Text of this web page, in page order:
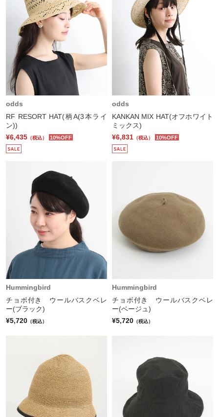
odds
RF RESORT HAT(柄A(3本ライ
ン))
¥6,435 （税込） 10%OFF
odds
KANKAN MIX HAT(オフホワイト
ミックス)
¥6,831 （税込） 10%OFF
Hummingbird
チョボ付き ウールバスクベレ
ー(ブラック)
¥5,720 （税込）
Hummingbird
チョボ付き ウールバスクベレ
ー(ベージュ)
¥5,720 （税込）